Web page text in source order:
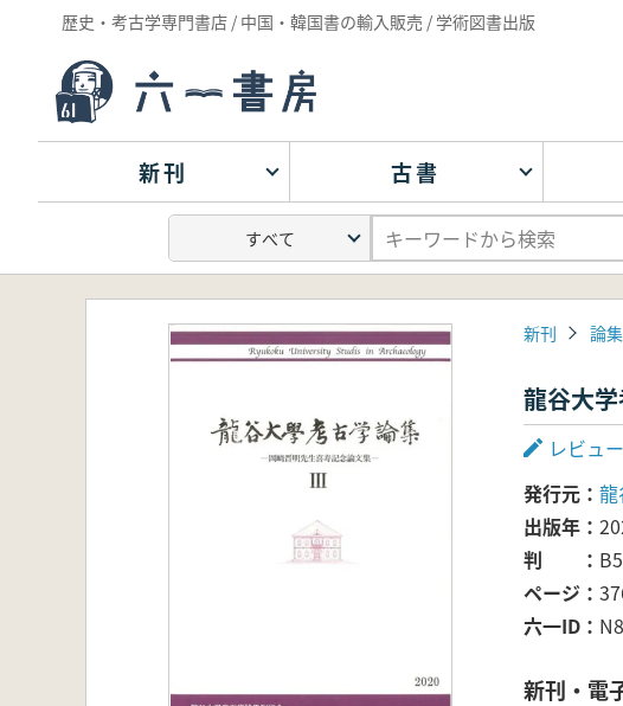
歴史・考古学専門書店 / 中国・韓国書の輸入販売 / 学術図書出版
新刊 古書
新刊 論集
龍谷大
レビュ
発行元
出版年
判
B5
ページ
六一ID
新刊・電